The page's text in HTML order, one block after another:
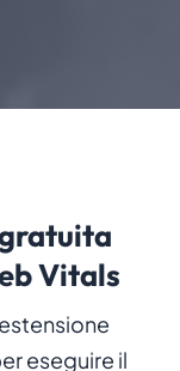
Vitals
eseguire il